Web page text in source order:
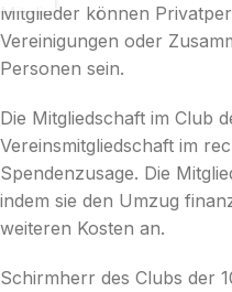
Mitglieder können
Vereinigungen oder
Personen sein.
Die Mitgliedschaft im Club
Vereinsmitgliedschaft im
Spendenzusage. Die
indem sie den Umzug
weiteren Kosten an.
Schirmherr des Clubs der